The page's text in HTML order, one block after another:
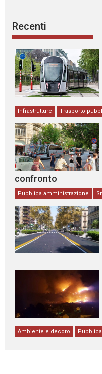
Recenti
Infrastrutture Trasporto
confronto
Pubblica amministrazione
Ambiente e decoro